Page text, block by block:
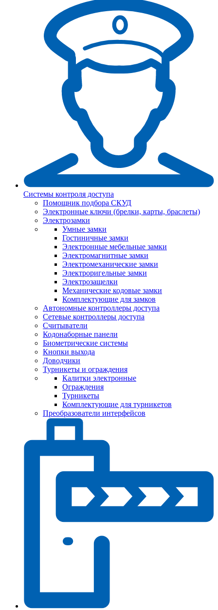
Системы контроля доступа
Помощник подбора СКУД
Электронные ключи (брелки, карты, браслеты)
Электрозамки
Умные замки
Гостиничные замки
Электронные мебельные замки
Электромагнитные замки
Электромеханические замки
Электроригельные замки
Электрозащелки
Механические кодовые замки
Комплектующие для замков
Автономные контроллеры доступа
Сетевые контроллеры доступа
Считыватели
Кодонаборные панели
Биометрические системы
Кнопки выхода
Доводчики
Турникеты и ограждения
Калитки электронные
Ограждения
Турникеты
Комплектующие для турникетов
Преобразователи интерфейсов